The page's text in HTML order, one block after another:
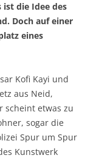
die Idee des
Doch auf einer
eines
Kofi Kayi und
aus Neid,
scheint etwas zu
sogar die
Spur um Spur
Kunstwerk